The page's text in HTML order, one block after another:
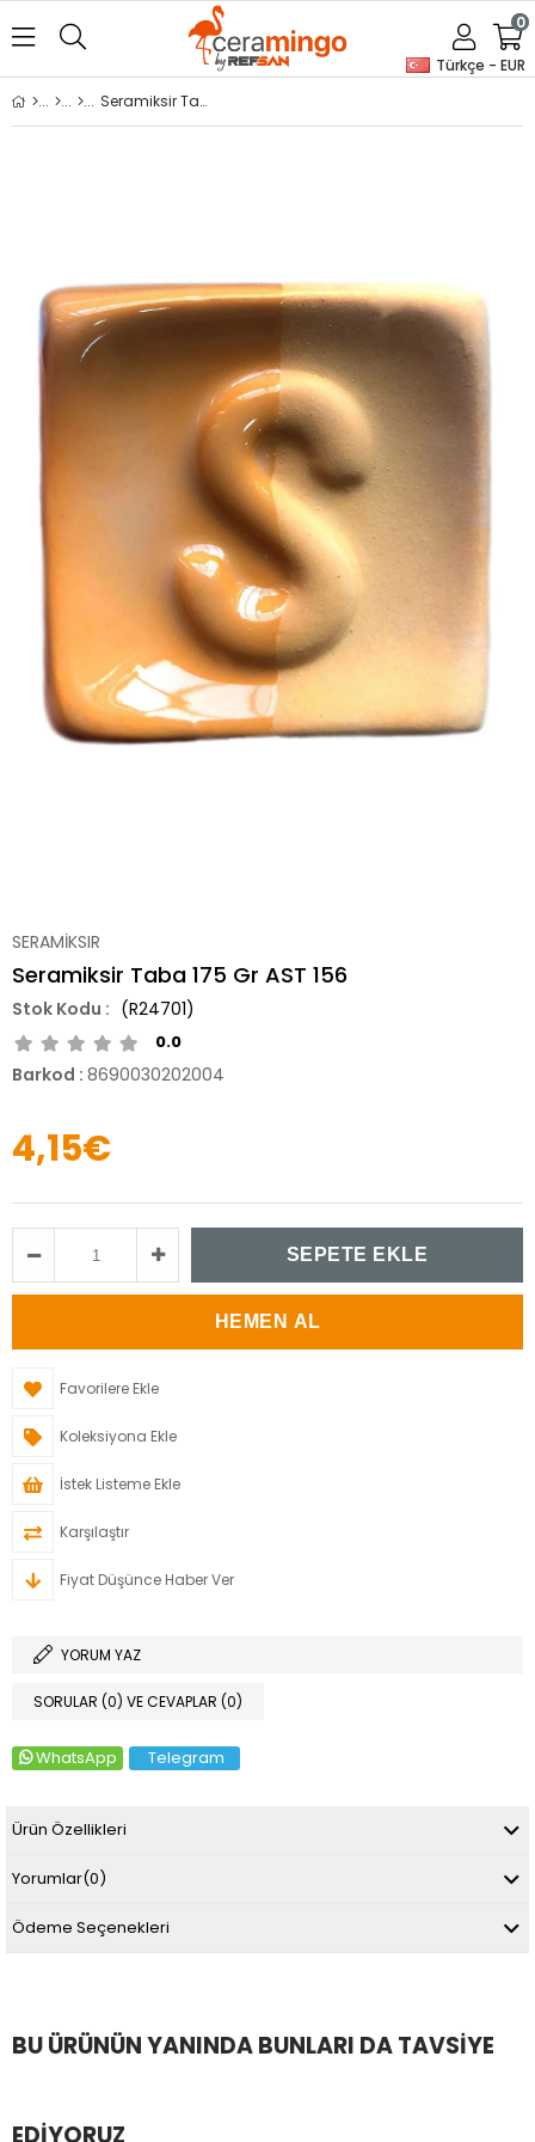
Türkçe - EUR
0
Seramiksir Taba 175 Gr AST 156
SERAMİKSIR
Seramiksir Taba 175 Gr AST 156
(R24701)
0.0
Barkod : 8690030202004
4,15€
Favorilere Ekle
Koleksiyona Ekle
İstek Listeme Ekle
Karşılaştır
Fiyat Düşünce Haber Ver
YORUM YAZ
SORULAR (0) VE CEVAPLAR (0)
WhatsApp Telegram
Ürün Özellikleri
Yorumlar(0)
Ödeme Seçenekleri
BU ÜRÜNÜN YANINDA BUNLARI DA TAVSIYE
EDIYORUZ